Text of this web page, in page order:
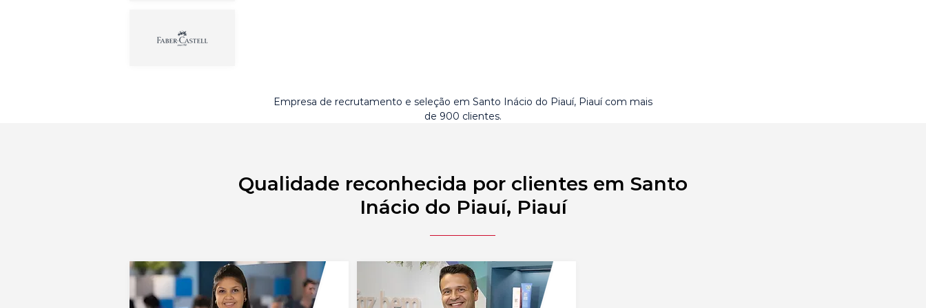
Empresa de recrutamento e seleção em Santo Inácio do Piauí, Piauí com mais
de 900 clientes.
Qualidade reconhecida por clientes em Santo
Inácio do Piauí, Piauí